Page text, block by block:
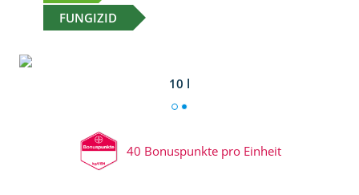
FUNGIZID
10 l
40 Bonuspunkte pro Einheit